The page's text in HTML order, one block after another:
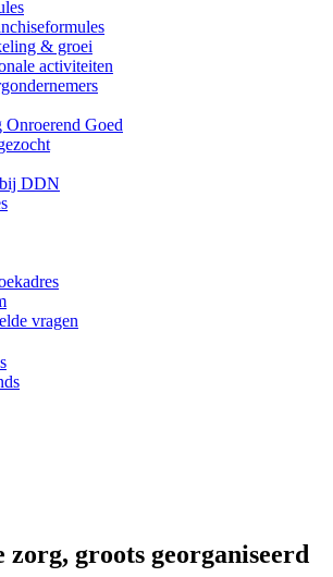
& groei
activiteiten
Onroerend Goed
DDN
vragen
groots georganiseerd